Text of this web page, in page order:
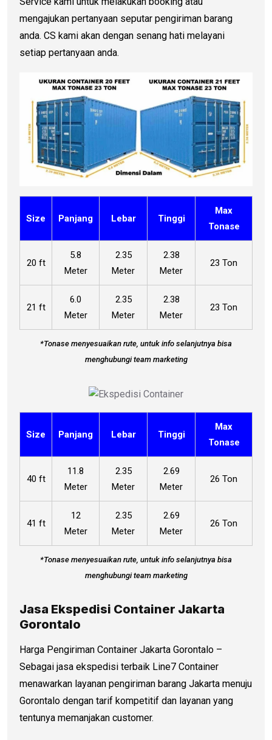
mengajukan pertanyaan seputar pengiriman barang
anda. CS kami akan dengan senang hati melayani
setiap pertanyaan anda.
*Tonase menyesuaikan rute, untuk info selanjutnya bisa
menghubungi team marketing
Size Panjang Lebar Tinggi
Max
Tonase
20 ft
5.8
Meter
2.35
Meter
2.38
Meter
23 Ton
21 ft
6.0
Meter
2.35
Meter
2.38
Meter
23 Ton
*Tonase menyesuaikan rute, untuk info selanjutnya bisa
menghubungi team marketing
Size Panjang Lebar Tinggi
Max
Tonase
40 ft
11.8
Meter
2.35
Meter
2.69
Meter
26 Ton
41 ft
12
Meter
2.35
Meter
2.69
Meter
26 Ton
Jasa Ekspedisi Container Jakarta
Gorontalo
Harga Pengiriman Container Jakarta Gorontalo –
Sebagai jasa ekspedisi terbaik Line7 Container
menawarkan layanan pengiriman barang Jakarta menuju
Gorontalo dengan tarif kompetitif dan layanan yang
tentunya memanjakan customer.